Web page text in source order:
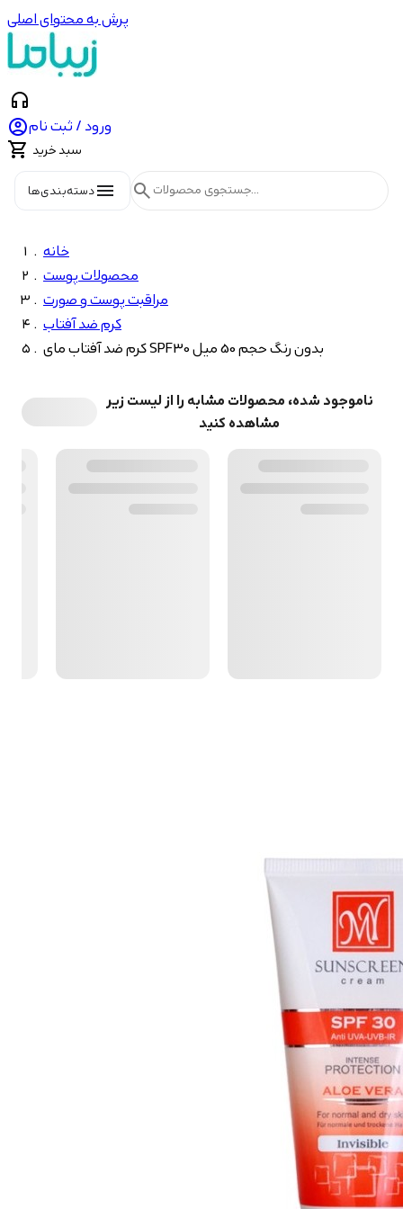
پرش به محتوای اصلی
headphones
ورود / ثبت نام
 سبد خرید
menuدسته‌بندی‌ها search
خانه
محصولات پوست
مراقبت پوست و صورت
کرم ضد آفتاب
کرم ضد آفتاب مای SPF30 بدون رنگ حجم 50 میل
ناموجود شده، محصولات مشابه را از لیست زیر
مشاهده کنید